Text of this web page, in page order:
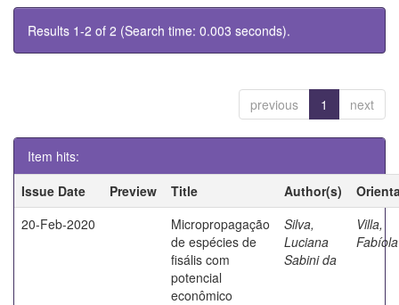
Results 1-2 of 2 (Search time: 0.003 seconds).
previous 1 next
Item hits:
Issue Date
Preview Title Author(s)
20-Feb-2020
Micropropagação
de espécies de
fisális com
potencial
econômico
Silva,
Luciana
Sabini da
Villa,
Fabíola